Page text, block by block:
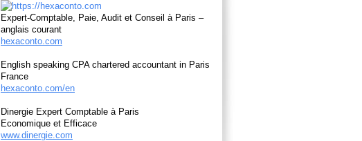
Expert-Comptable, Paie, Audit et Conseil à Paris –
anglais courant
hexaconto.com
English speaking CPA chartered accountant in Paris
France
hexaconto.com/en
Dinergie Expert Comptable à Paris
Economique et Efficace
www.dinergie.com